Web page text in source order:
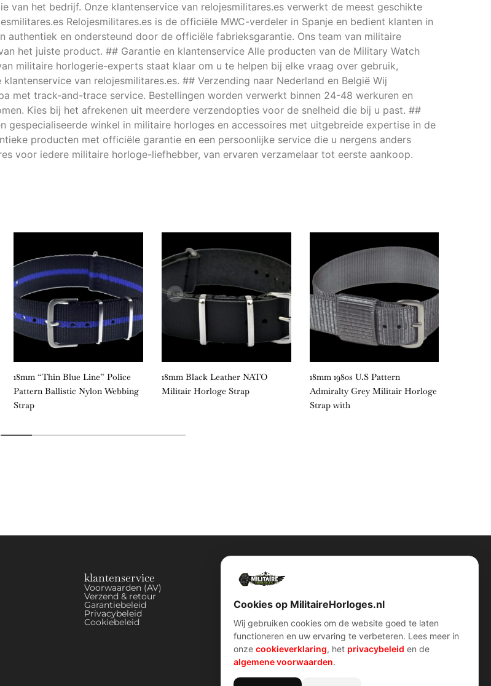
van het bedrijf. Onze klantenservice van relojesmilitares.es verwerkt de meest geschikte
Relojesmilitares.es is de officiële MWC-verdeler in Spanje en bedient klanten in
authentiek en ondersteund door de officiële fabrieksgarantie. Ons team van militaire
het juiste product. ## Garantie en klantenservice Alle producten van de Military Watch
militaire horlogerie-experts staat klaar om u te helpen bij elke vraag over gebruik,
van relojesmilitares.es. ## Verzending naar Nederland en België Wij
met track-and-trace service. Bestellingen worden verwerkt binnen 24-48 werkuren en
Kies bij het afrekenen uit meerdere verzendopties voor de snelheid die bij u past. ##
gespecialiseerde winkel in militaire horloges en accessoires met uitgebreide expertise in de
producten met officiële garantie en een persoonlijke service die u nergens anders
voor iedere militaire horloge-liefhebber, van ervaren verzamelaar tot eerste aankoop.
18mm “Thin Blue Line” Police
Pattern Ballistic Nylon Webbing
Strap
18mm Black Leather NATO
Militair Horloge Strap
18mm 1980s U.S Pattern
Admiralty Grey Militair Horloge
Strap with
klantenservice
Voorwaarden (AV)
Verzend & retour
Garantiebeleid
Privacybeleid
Cookiebeleid
Contact Info
Kvk: 74829491
info@militairehorloges.nl
Cookies op MilitaireHorloges.nl
Wij gebruiken cookies om de website goed te laten
functioneren en uw ervaring te verbeteren. Lees meer in
onze cookieverklaring, het privacybeleid en de
algemene voorwaarden.